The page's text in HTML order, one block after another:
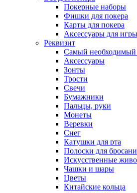
Покерные наборы
Фишки для покера
Карты для покера
Аксессуары для
Реквизит
Самый необходимый
Аксессуары
Зонты
Трости
Свечи
Бумажники
Пальцы, руки
Монеты
Веревки
Снег
Катушки для рта
Полоски для
Искусственные
Чашки и шары
Цветы
Китайские кольца